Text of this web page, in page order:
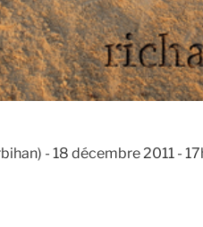
- 18 décembre 2011 -